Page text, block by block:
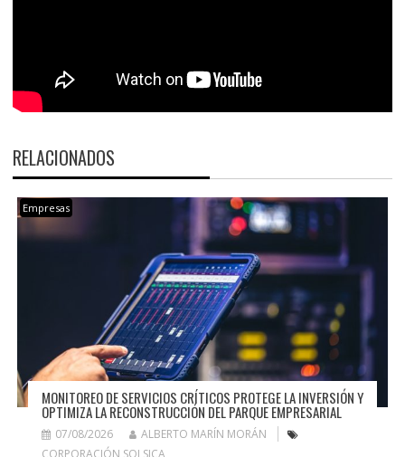
RELACIONADOS
Empresas
MONITOREO DE SERVICIOS CRÍTICOS PROTEGE LA INVERSIÓN Y
OPTIMIZA LA RECONSTRUCCIÓN DEL PARQUE EMPRESARIAL
07/08/2026
ALBERTO MARÍN MORÁN
CORPORACIÓN SOLSICA